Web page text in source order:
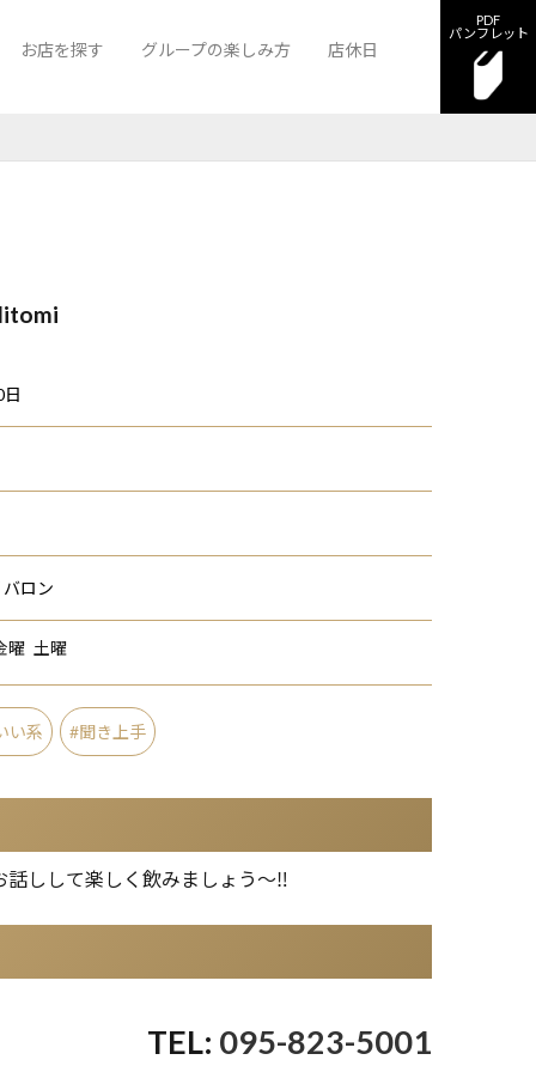
お店を探す グループの楽しみ方 店休日
PDF
パンフレット
ロン
曜 土曜
い系 聞き上手
しして楽しく飲みましょう～‼️
095-823-5001